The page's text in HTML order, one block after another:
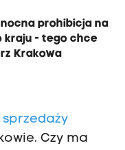
prohibicja na
kraju - tego chce
Krakowa
Czy ma